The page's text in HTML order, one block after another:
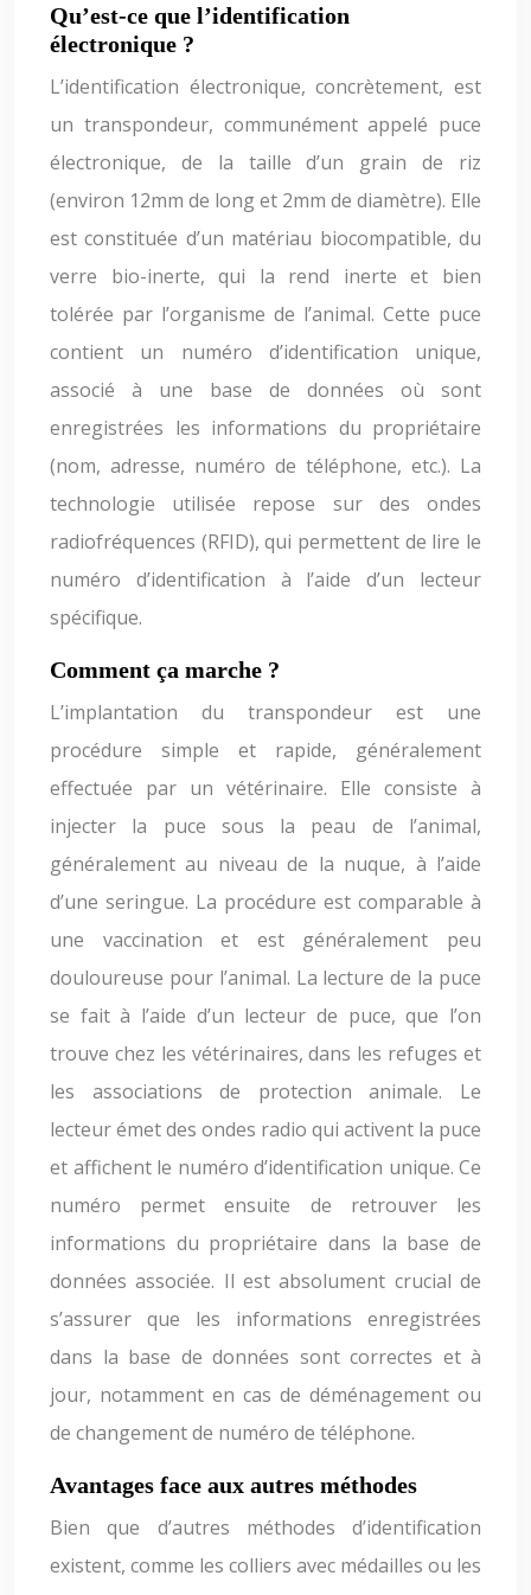
Qu’est-ce que l’identification
électronique ?
L’identification électronique, concrètement, est
un transpondeur, communément appelé puce
électronique, de la taille d’un grain de riz
(environ 12mm de long et 2mm de diamètre). Elle
est constituée d’un matériau biocompatible, du
verre bio-inerte, qui la rend inerte et bien
tolérée par l’organisme de l’animal. Cette puce
contient un numéro d’identification unique,
associé à une base de données où sont
enregistrées les informations du propriétaire
(nom, adresse, numéro de téléphone, etc.). La
technologie utilisée repose sur des ondes
radiofréquences (RFID), qui permettent de lire le
numéro d’identification à l’aide d’un lecteur
spécifique.
Comment ça marche ?
L’implantation du transpondeur est une
procédure simple et rapide, généralement
effectuée par un vétérinaire. Elle consiste à
injecter la puce sous la peau de l’animal,
généralement au niveau de la nuque, à l’aide
d’une seringue. La procédure est comparable à
une vaccination et est généralement peu
douloureuse pour l’animal. La lecture de la puce
se fait à l’aide d’un lecteur de puce, que l’on
trouve chez les vétérinaires, dans les refuges et
les associations de protection animale. Le
lecteur émet des ondes radio qui activent la puce
et affichent le numéro d’identification unique. Ce
numéro permet ensuite de retrouver les
informations du propriétaire dans la base de
données associée. Il est absolument crucial de
s’assurer que les informations enregistrées
dans la base de données sont correctes et à
jour, notamment en cas de déménagement ou
de changement de numéro de téléphone.
Avantages face aux autres méthodes
Bien que d’autres méthodes d’identification
existent, comme les colliers avec médailles ou les